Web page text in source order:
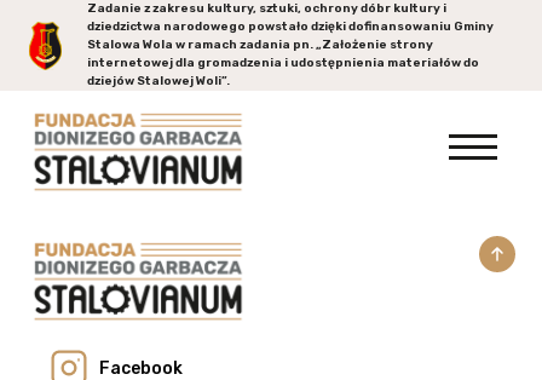
Zadanie z zakresu kultury, sztuki, ochrony dóbr kultury i
dziedzictwa narodowego powstało dzięki dofinansowaniu Gminy
Stalowa Wolaw ramach zadania pn. „Założenie strony
internetowej dla gromadzenia i udostępnienia materiałów do
dziejów Stalowej Woli”.
Facebook